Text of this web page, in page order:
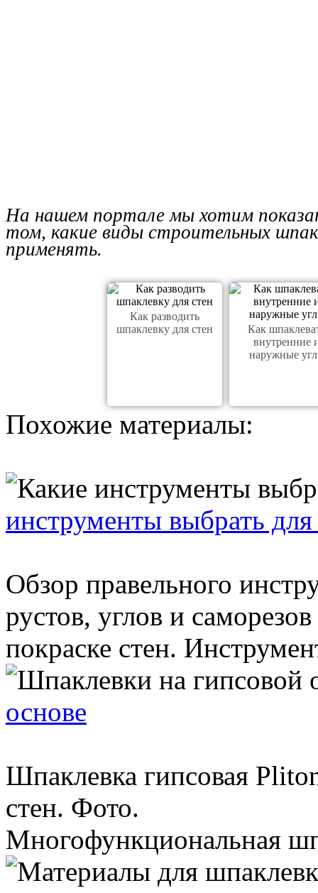
На нашем портале мы хотим
том, какие виды строительных
применять.
Как разводить
шпаклевку для стен
Как
внутренние
наружные
Похожие материалы:
инструменты выбрать
Обзор правельного
рустов, углов и
покраске стен.
основе
Шпаклевка гипсовая
стен. Фото.
Многофункциональная